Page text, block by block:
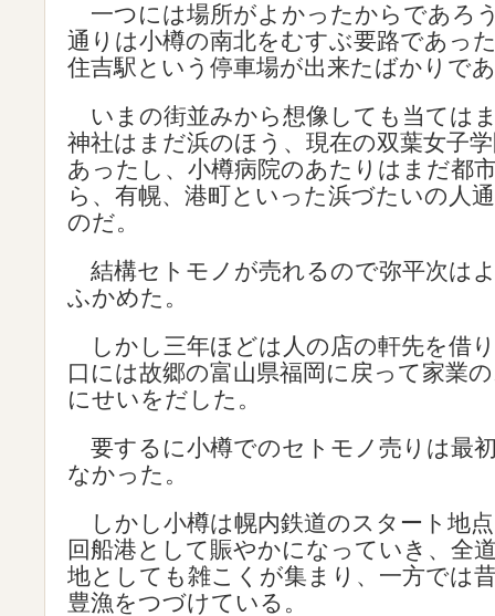
一つには場所がよかったからであろ
通りは小樽の南北をむすぶ要路であっ
住吉駅という停車場が出来たばかりで
いまの街並みから想像しても当ては
神社はまだ浜のほう、現在の双葉女子
あったし、小樽病院のあたりはまだ都
ら、有幌、港町といった浜づたいの人
のだ。
結構セトモノが売れるので弥平次は
ふかめた。
しかし三年ほどは人の店の軒先を借
口には故郷の富山県福岡に戻って家業
にせいをだした。
要するに小樽でのセトモノ売りは最
なかった。
しかし小樽は幌内鉄道のスタート地
回船港として賑やかになっていき、全
地としても雑こくが集まり、一方では
豊漁をつづけている。